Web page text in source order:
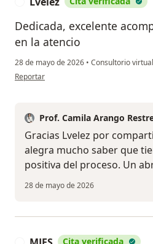
Dedicada, excelente
en la atencio
28 de mayo de 2026 • Consultorio
en opinión del usuario Lvelez
Reportar
Prof. Camila Arango
Gracias Lvelez por
alegra mucho saber que
positiva del proceso. Un
28 de mayo de 2026
Cita verificada